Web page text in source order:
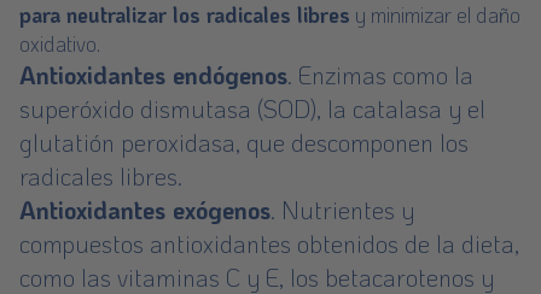
para neutralizar los radicales libres y minimizar el daño
oxidativo.
Antioxidantes endógenos. Enzimas como la
superóxido dismutasa (SOD), la catalasa y el
glutatión peroxidasa, que descomponen los
radicales libres.
Antioxidantes exógenos. Nutrientes y
compuestos antioxidantes obtenidos de la dieta,
como las vitaminas C y E, los betacarotenos y